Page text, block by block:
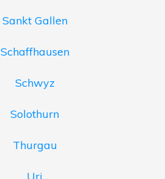
Sankt Gallen
Schaffhausen
Schwyz
Solothurn
Thurgau